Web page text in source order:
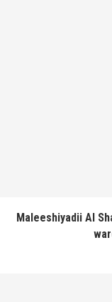
Maleeshiyadii Al